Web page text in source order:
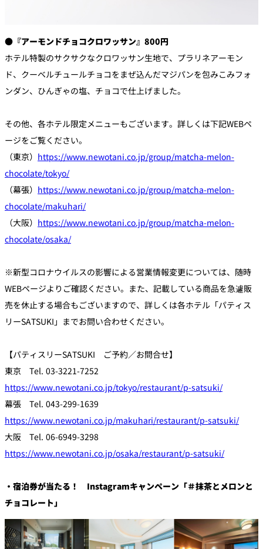
●『アーモンドチョコクロワッサン』800円
ホテル特製のサクサクなクロワッサン生地で、プラリネアーモン
ド、クーベルチュールチョコをまぜ込んだマジパンを包みこみフォ
ンダン、ひんぎゃの塩、チョコで仕上げました。
その他、各ホテル限定メニューもございます。詳しくは下記WEBペ
ージをご覧ください。
（東京） https://www.newotani.co.jp/group/matcha-melon-
chocolate/tokyo/
（幕張） https://www.newotani.co.jp/group/matcha-melon-
chocolate/makuhari/
（大阪） https://www.newotani.co.jp/group/matcha-melon-
chocolate/osaka/
※新型コロナウイルスの影響による営業情報変更については、随時
WEBページよりご確認ください。また、記載している商品を急遽販
売を休止する場合もございますので、詳しくは各ホテル「パティス
リーSATSUKI」までお問い合わせください。
【パティスリーSATSUKI ご予約／お問合せ】
東京 Tel. 03-3221-7252
https://www.newotani.co.jp/tokyo/restaurant/p-satsuki/
幕張 Tel. 043-299-1639
https://www.newotani.co.jp/makuhari/restaurant/p-satsuki/
大阪 Tel. 06-6949-3298
https://www.newotani.co.jp/osaka/restaurant/p-satsuki/
・宿泊券が当たる！ Instagramキャンペーン「＃抹茶とメロンと
チョコレート」